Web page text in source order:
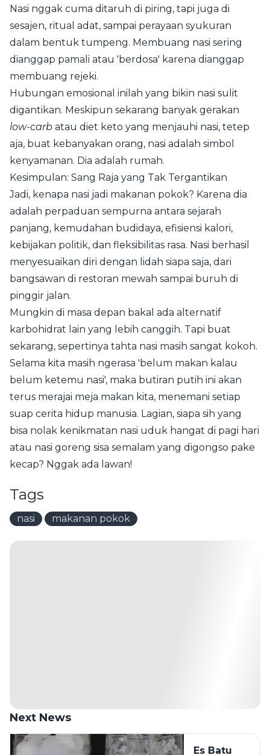
Nasi nggak cuma ditaruh di piring, tapi juga di
sesajen, ritual adat, sampai perayaan syukuran
dalam bentuk tumpeng. Membuang nasi sering
dianggap pamali atau 'berdosa' karena dianggap
membuang rejeki.
Hubungan emosional inilah yang bikin nasi sulit
digantikan. Meskipun sekarang banyak gerakan
low-carb atau diet keto yang menjauhi nasi, tetep
aja, buat kebanyakan orang, nasi adalah simbol
kenyamanan. Dia adalah rumah.
Kesimpulan: Sang Raja yang Tak Tergantikan
Jadi, kenapa nasi jadi makanan pokok? Karena dia
adalah perpaduan sempurna antara sejarah
panjang, kemudahan budidaya, efisiensi kalori,
kebijakan politik, dan fleksibilitas rasa. Nasi berhasil
menyesuaikan diri dengan lidah siapa saja, dari
bangsawan di restoran mewah sampai buruh di
pinggir jalan.
Mungkin di masa depan bakal ada alternatif
karbohidrat lain yang lebih canggih. Tapi buat
sekarang, sepertinya tahta nasi masih sangat kokoh.
Selama kita masih ngerasa 'belum makan kalau
belum ketemu nasi', maka butiran putih ini akan
terus merajai meja makan kita, menemani setiap
suap cerita hidup manusia. Lagian, siapa sih yang
bisa nolak kenikmatan nasi uduk hangat di pagi hari
atau nasi goreng sisa semalam yang digongso pake
kecap? Nggak ada lawan!
Tags
nasi makanan pokok
Next News
Es Batu